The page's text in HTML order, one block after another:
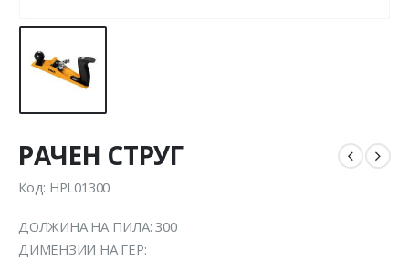
РАЧЕН СТРУГ
Код: HPL01300
ДОЛЖИНА НА ПИЛА: 300
ДИМЕНЗИИ НА ГЕР: